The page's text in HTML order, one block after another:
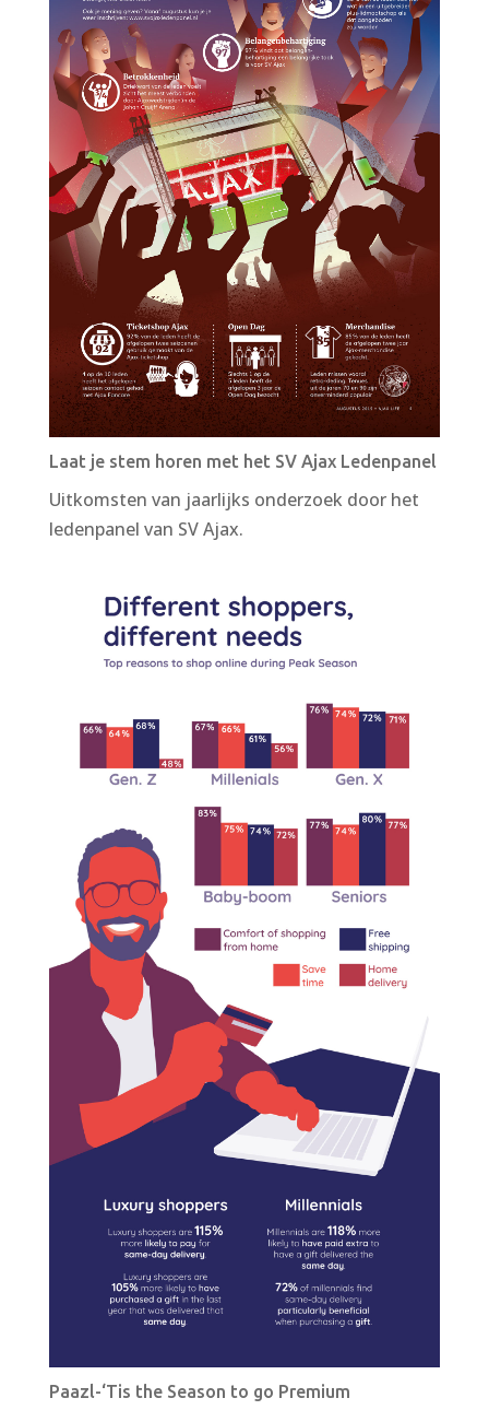
Laat je stem horen met het SV Ajax Ledenpanel
Uitkomsten van jaarlijks onderzoek door het
ledenpanel van SV Ajax.
Paazl-‘Tis the Season to go Premium